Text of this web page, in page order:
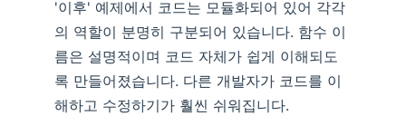
'이후' 예제에서 코드는 모듈화되어 있어 각각
의 역할이 분명히 구분되어 있습니다. 함수 이
름은 설명적이며 코드 자체가 쉽게 이해되도
록 만들어졌습니다. 다른 개발자가 코드를 이
해하고 수정하기가 훨씬 쉬워집니다.